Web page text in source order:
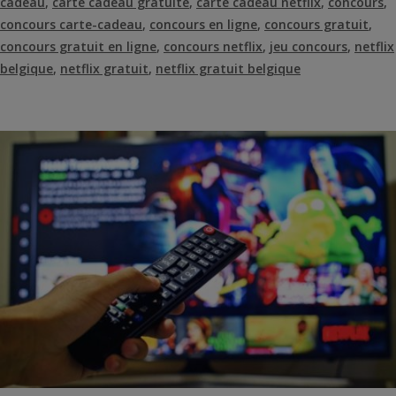
concours carte-cadeau, concours en ligne, concours gratuit,
concours gratuit en ligne, concours netflix, jeu concours, netflix
belgique, netflix gratuit, netflix gratuit belgique